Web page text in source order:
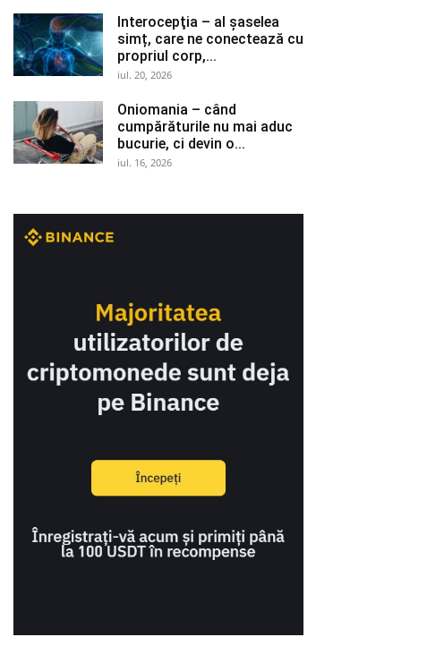
Interocepţia – al șaselea
simț, care ne conectează cu
propriul corp,...
iul. 20, 2026
Oniomania – când
cumpărăturile nu mai aduc
bucurie, ci devin o...
iul. 16, 2026